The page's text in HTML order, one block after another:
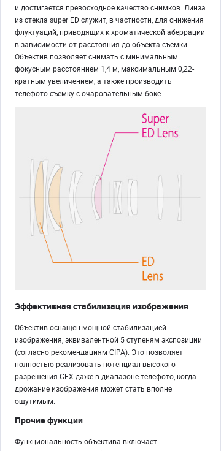
и достигается превосходное качество снимков. Линза
из стекла super ED служит, в частности, для снижения
флуктуаций, приводящих к хроматической аберрации
в зависимости от расстояния до объекта съемки.
Объектив позволяет снимать с минимальным
фокусным расстоянием 1,4 м, максимальным 0,22-
кратным увеличением, а также производить
телефото съемку с очаровательным боке.
Эффективная стабилизация изображения
Объектив оснащен мощной стабилизацией
изображения, эквивалентной 5 ступеням экспозиции
(согласно рекомендациям CIPA). Это позволяет
полностью реализовать потенциал высокого
разрешения GFX даже в диапазоне телефото, когда
дрожание изображения может стать вполне
ощутимым.
Прочие функции
Функциональность объектива включает